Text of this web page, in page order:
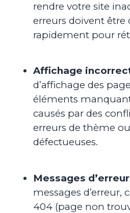
rendre votre site
erreurs doivent être
rapidement pour
Affichage
d’affichage des
éléments
causés par des
erreurs de thème
défectueuses.
Messages
messages d’erreur,
404 (page non